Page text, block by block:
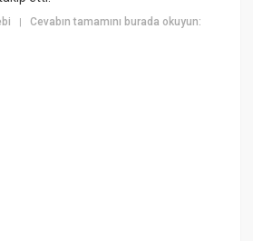
|Cevabın tamamını burada okuyun: